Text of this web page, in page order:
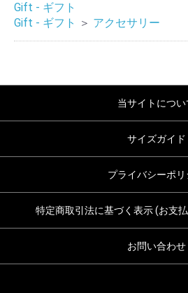
Gift - ギフト
Gift - ギフト
＞ アクセサリー
当サイトについ
サイズガイド
プライバシーポリ
特定商取引法に基づく表示 (お支
お問い合わせ